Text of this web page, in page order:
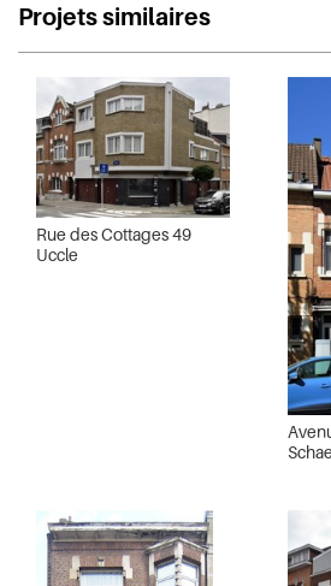
Projets similaires
Rue des Cottages 49
Uccle